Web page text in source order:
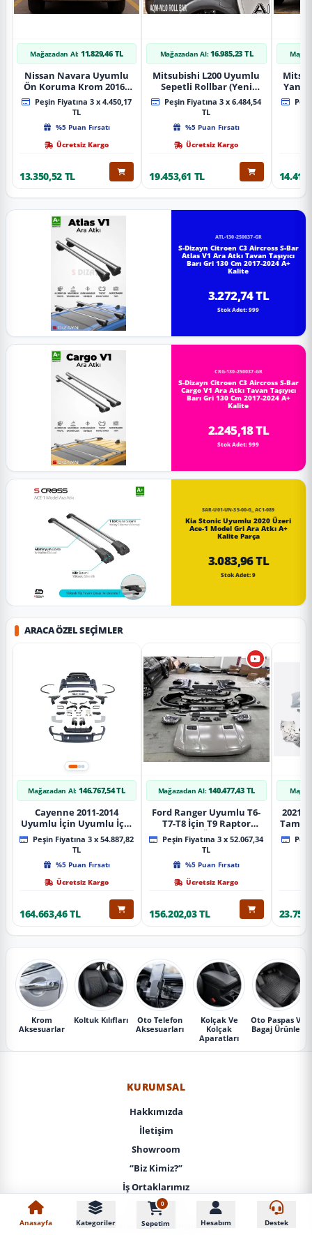
Mağazadan Al: 11.829,46 TL
Nissan Navara Uyumlu
Ön Koruma Krom 2016+
Pst14 Parça
Peşin Fiyatına 3 x 4.450,17
TL
%5 Puan Fırsatı
Ücretsiz Kargo
13.350,52 TL
Mağazadan Al: 16.985,23 TL
Mitsubishi L200 Uyumlu
Sepetli Rollbar (Yeni
Nesil Sepetli Roll Bar
Aqm-M10)
Peşin Fiyatına 3 x 6.484,54
TL
%5 Puan Fırsatı
Ücretsiz Kargo
19.453,61 TL
Yan
ATL-130-250037-GR
S-Dizayn Citroen C3 Aircross S-Bar
Atlas V1 Ara Atkı Tavan Taşıyıcı
Barı Gri 130 Cm 2017-2024 A+
Kalite
3.272,74 TL
Stok Adet: 999
CRG-130-250037-GR
S-Dizayn Citroen C3 Aircross S-Bar
Cargo V1 Ara Atkı Tavan Taşıyıcı
Barı Gri 130 Cm 2017-2024 A+
Kalite
2.245,18 TL
Stok Adet: 999
SAR-U01-UN-35-00-G_AC1-089
Kia Stonic Uyumlu 2020 Üzeri
Ace-1 Model Gri Ara Atkı A+
Kalite Parça
3.083,96 TL
Stok Adet: 9
ARACA ÖZEL SEÇIMLER
Mağazadan Al: 146.767,54 TL
Cayenne 2011-2014
Uyumlu İçin Uyumlu İçin
2019+ Bagaj Facelift
Parça
Peşin Fiyatına 3 x 54.887,82
TL
%5 Puan Fırsatı
Ücretsiz Kargo
164.663,46 TL
Mağazadan Al: 140.477,43 TL
Ford Ranger Uyumlu T6-
T7-T8 İçin T9 Raptor
Dönüşüm (Ön Arka Full)
Parça
Peşin Fiyatına 3 x 52.067,34
TL
%5 Puan Fırsatı
Ücretsiz Kargo
156.202,03 TL
2021+
Krom
Aksesuarlar
Koltuk Kılıfları
Oto Telefon
Aksesuarları
Kolçak Ve
Kolçak
Aparatları
Oto Paspas Ve
Bagaj Ürünleri
KURUMSAL
Hakkımızda
İletişim
Showroom
“Biz Kimiz?”
İş Ortaklarımız
KVKK / Gizlilik
Mesafeli Satış Sözleşmesi
Anasayfa Kategoriler
0
Sepetim Hesabım Destek